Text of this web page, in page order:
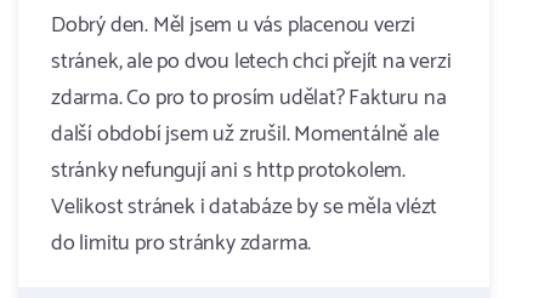
Dobrý den. Měl jsem u vás placenou verzi
stránek, ale po dvou letech chci přejít na verzi
zdarma. Co pro to prosím udělat? Fakturu na
další období jsem už zrušil. Momentálně ale
stránky nefungují ani s http protokolem.
Velikost stránek i databáze by se měla vlézt
do limitu pro stránky zdarma.